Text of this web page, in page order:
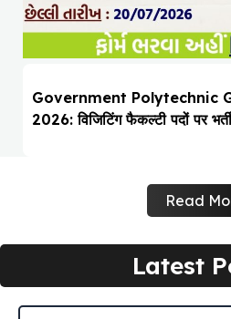
Government Polytechnic
2026: विजिटिंग फैकल्टी पदों पर
Read
Latest